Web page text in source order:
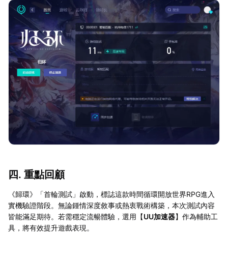
四. 重點回顧
《歸環》「首輪測試」啟動，標誌這款時間循環開放世界RPG進入
實機驗證階段。無論鍾情深度敘事或熱衷戰術構築，本次測試內容
皆能滿足期待。若需穩定流暢體驗，選用【UU加速器】作為輔助工
具，將有效提升遊戲表現。